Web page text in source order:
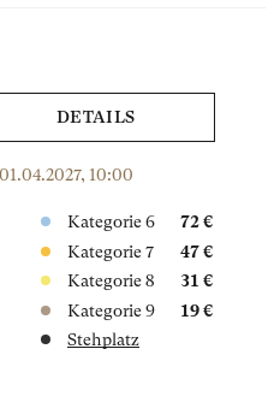
DETAILS
10:00
Kategorie 6
72 €
Kategorie 7
47 €
Kategorie 8
31 €
Kategorie 9
19 €
Stehplatz